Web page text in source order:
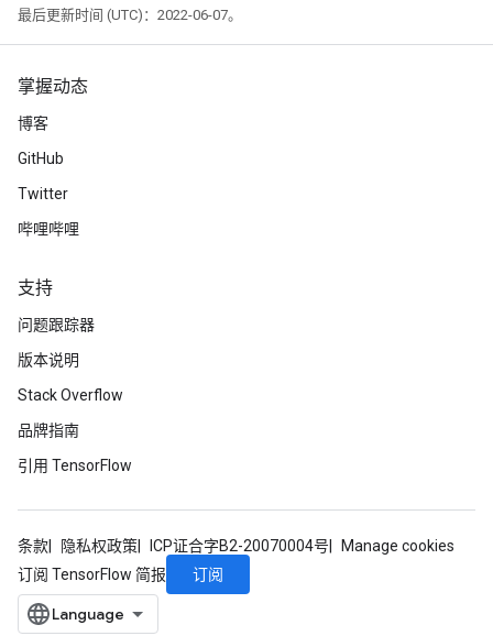
最后更新时间 (UTC)：2022-06-07。
掌握动态
博客
GitHub
Twitter
哔哩哔哩
支持
问题跟踪器
版本说明
Stack Overflow
品牌指南
引用 TensorFlow
条款 隐私权政策 ICP证合字B2-20070004号
Manage cookies
订阅 TensorFlow 简报
订阅